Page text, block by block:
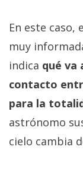
En este caso,
muy
indica qué va
contacto
para la
astrónomo
cielo cambia